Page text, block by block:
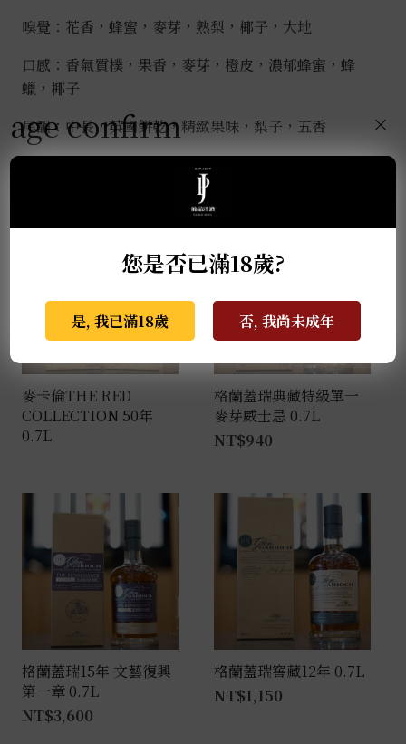
嗅覺：花香，蜂蜜，麥芽，熟梨，椰子，大地
口感：香氣質樸，果香，麥芽，橙皮，濃郁蜂蜜，蜂
蠟，椰子
尾韻：中長，英國餅乾，精緻果味，梨子，五香
麥卡倫THE RED
COLLECTION 50年
0.7L
格蘭蓋瑞典藏特級單一
麥芽威士忌 0.7L
NT$940
格蘭蓋瑞15年 文藝復興
第一章 0.7L
NT$3,600
格蘭蓋瑞窖藏12年 0.7L
NT$1,150
age confirm
您是否已滿18歲?
是, 我已滿18歲 否, 我尚未成年
×